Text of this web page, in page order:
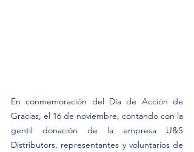
En conmemoración del Día de Acción de
Gracias, el 16 de noviembre, contando con la
gentil donación de la empresa U&S
Distributors, representantes y voluntarios de